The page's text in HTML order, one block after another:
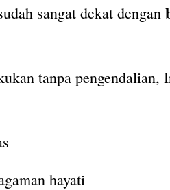
sangat dekat dengan
tanpa
hayati